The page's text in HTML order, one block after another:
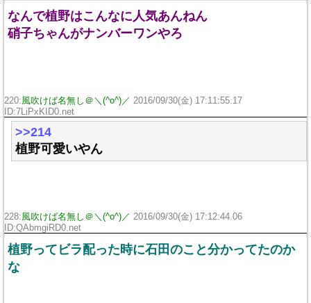
なんで植野はこんなに人気あんねん
硝子ちゃんがナンバーワンやろ
220:風吹けば名無し＠＼(^o^)／ 2016/09/30(金) 17:11:55.17
ID:7LiPxKID0.net
>>214
植野可愛いやん
228:風吹けば名無し＠＼(^o^)／ 2016/09/30(金) 17:12:44.06
ID:QAbmgiRD0.net
植野ってビラ配った時に石田のこと分かってたのか
な